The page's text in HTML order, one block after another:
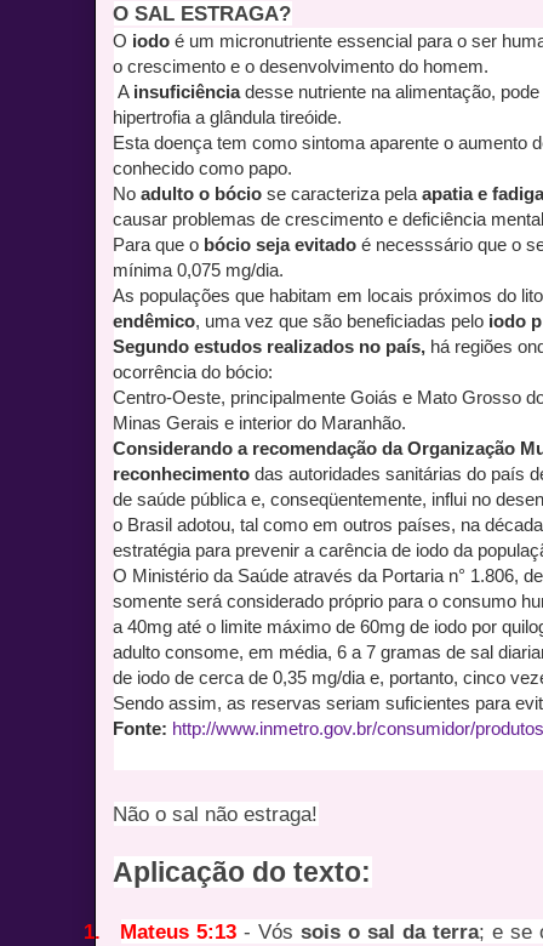
O SAL ESTRAGA?
O iodoé um micronutriente essencial para o ser
o crescimento e o desenvolvimento do homem.
A insuficiênciadesse nutriente na alimentação,
hipertrofia a glândula tireóide.
Esta doença tem como sintoma aparente o aumento
conhecido como papo.
Noadulto o bócio se caracteriza pelaapatia e
causar problemas de crescimento e deficiência
Para que o bócio seja evitado é necesssário que o
mínima 0,075 mg/dia.
As populações que habitam em locais próximos do
endêmico, uma vez que são beneficiadas pelo iodo
Segundo estudos realizados no país, há regiões
ocorrência do bócio:
Centro-Oeste, principalmente Goiás e Mato Grosso
Minas Gerais e interior do Maranhão.
Considerando a recomendação da Organização
reconhecimento das autoridades sanitárias do país
de saúde pública e, conseqüentemente, influi no
o Brasil adotou, tal como em outros países, na
estratégia para prevenir a carência de iodo da
O Ministério da Saúde através da Portaria n° 1.806,
somente será considerado próprio para o consumo
a 40mg até o limite máximo de 60mg de iodo por
adulto consome, em média, 6 a 7 gramas de sal
de iodo de cerca de 0,35 mg/dia e, portanto, cinco
Sendo assim, as reservas seriam suficientes para
Fonte: http://www.inmetro.gov.br/consumidor/
Não o sal não estraga!
Aplicação do texto:
1. Mateus 5:13 - Vóssois o sal da terra; e se